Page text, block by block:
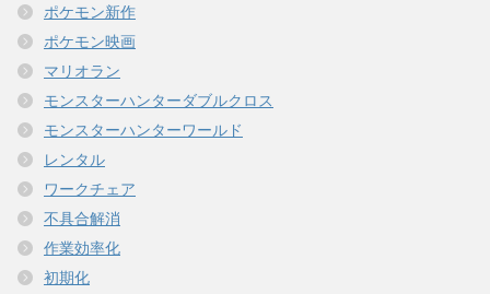
ポケモン新作
ポケモン映画
マリオラン
モンスターハンターダブルクロス
モンスターハンターワールド
レンタル
ワークチェア
不具合解消
作業効率化
初期化